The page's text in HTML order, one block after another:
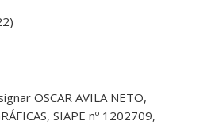
OSCAR AVILA NETO,
SIAPE nº 1202709,